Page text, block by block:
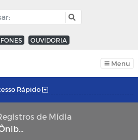
OUVIDORIA
Menu
Rápido
de Mídia
Saúde